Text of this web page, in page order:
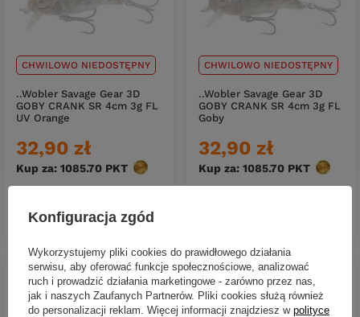
CHWILOWO NIEDOSTĘPNY
..Wobler Savage Gear 3D
GOBY CRANK SR 4cm 3g FL
UV Orange
32,90 zł
Kup za: 1085.70 PKT punktów
Ilość produktówDO KOSZYKA
CHWILOWO NIEDOSTĘPNY
..Wobler Savage Gear 3D
GOBY CRANK SR 4cm 3g FL
Goby
32,90 zł
Kup za: 1085.70 PKT punktów
Konfiguracja zgód
Wykorzystujemy pliki cookies do prawidłowego działania
serwisu, aby oferować funkcje społecznościowe, analizować
ruch i prowadzić działania marketingowe - zarówno przez nas,
jak i naszych Zaufanych Partnerów. Pliki cookies służą również
do personalizacji reklam. Więcej informacji znajdziesz w polityce